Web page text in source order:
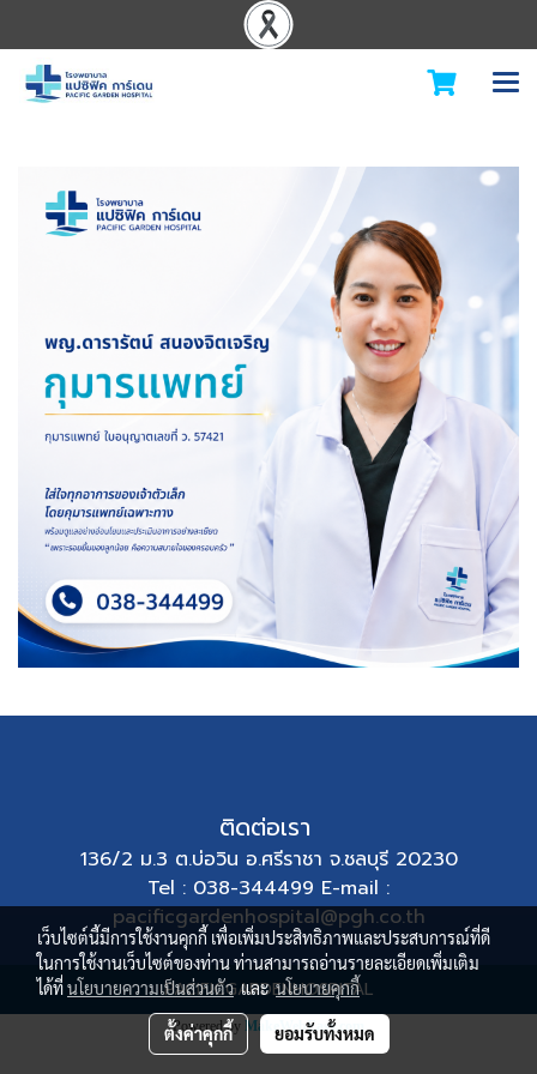
ติดต่อเรา
136/2 ม.3 ต.บ่อวิน อ.ศรีราชา จ.ชลบุรี 20230
Tel : 038-344499 E-mail :
pacificgardenhospital@pgh.co.th
PACIFICGARDENHOSPITAL
Powered by MakeWebEasy.com
เว็บไซต์นี้มีการใช้งานคุกกี้ เพื่อเพิ่มประสิทธิภาพและประสบการณ์ที่ดี
ในการใช้งานเว็บไซต์ของท่าน ท่านสามารถอ่านรายละเอียดเพิ่มเติม
ได้ที่นโยบายความเป็นส่วนตัวและนโยบายคุกกี้
ตั้งค่าคุกกี้ ยอมรับทั้งหมด